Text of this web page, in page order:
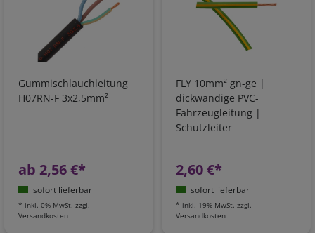
Gummischlauchleitung
H07RN-F 3x2,5mm²
ab 2,56 €*
sofort lieferbar
* inkl. 0% MwSt. zzgl.
Versandkosten
FLY 10mm² gn-ge |
dickwandige PVC-
Fahrzeugleitung |
Schutzleiter
2,60 €*
sofort lieferbar
* inkl. 19% MwSt. zzgl.
Versandkosten